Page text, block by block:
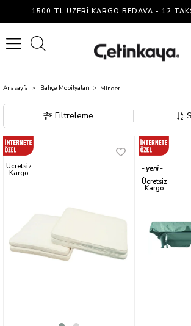
1500 TL ÜZERI KARGO BEDAVA - 12
Anasayfa Bahçe Mobilyaları Minder
Filtreleme
Ücretsiz
Kargo
yeni
ürün
Ücretsiz
Kargo
Minder